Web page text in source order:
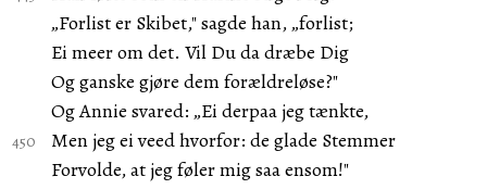
„Forlist er Skibet," sagde han, „forlist;
Ei meer om det. Vil Du da dræbe Dig
Og ganske gjøre dem forældreløse?"
Og Annie svared: „Ei derpaa jeg tænkte,
Men jeg ei veed hvorfor: de glade Stemmer
Forvolde, at jeg føler mig saa ensom!"